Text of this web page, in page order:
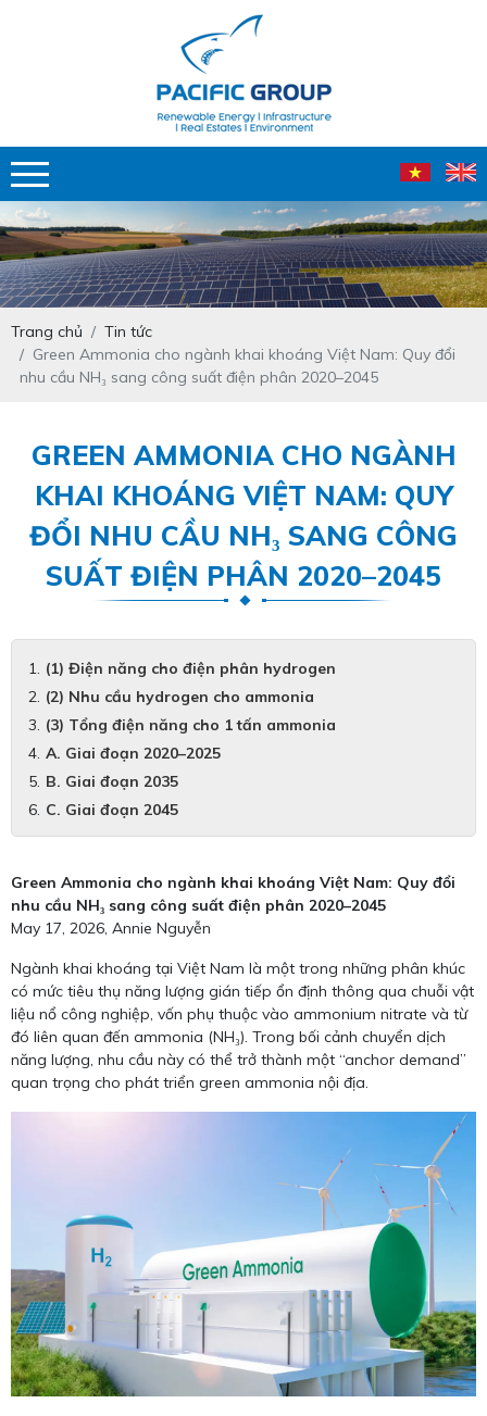
Trang chủ
Tin tức
Green Ammonia cho ngành khai khoáng Việt Nam: Quy đổi
nhu cầu NH₃ sang công suất điện phân 2020–2045
GREEN AMMONIA CHO NGÀNH
KHAI KHOÁNG VIỆT NAM: QUY
ĐỔI NHU CẦU NH₃ SANG CÔNG
SUẤT ĐIỆN PHÂN 2020–2045
(1) Điện năng cho điện phân hydrogen
(2) Nhu cầu hydrogen cho ammonia
(3) Tổng điện năng cho 1 tấn ammonia
A. Giai đoạn 2020–2025
B. Giai đoạn 2035
C. Giai đoạn 2045
Green Ammonia cho ngành khai khoáng Việt Nam: Quy đổi
nhu cầu NH₃ sang công suất điện phân 2020–2045
May 17, 2026, Annie Nguyễn
Ngành khai khoáng tại Việt Nam là một trong những phân khúc
có mức tiêu thụ năng lượng gián tiếp ổn định thông qua chuỗi vật
liệu nổ công nghiệp, vốn phụ thuộc vào ammonium nitrate và từ
đó liên quan đến ammonia (NH₃). Trong bối cảnh chuyển dịch
năng lượng, nhu cầu này có thể trở thành một “anchor demand”
quan trọng cho phát triển green ammonia nội địa.